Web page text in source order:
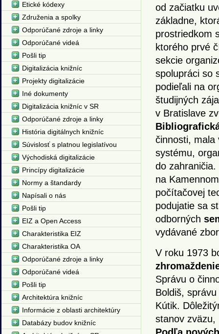
od začiatku
základne,
prostriedkom
ktorého prvé
sekcie
spolupráci so
podieľali na
študijných
v Bratislave
činnosti,
systému,
do zahraničia.
na
počítačovej
podujatie sa
odborných
vydávané
V roku 1973
Správu o
Boldiš,
Kútik.
stanov zväzu,
Etické kódexy
Združenia a spolky
Odporúčané zdroje a linky
Odporúčané videá
Pošli tip
Digitalizácia knižníc
Projekty digitalizácie
Iné dokumenty
Digitalizácia knižníc v SR
Odporúčané zdroje a linky
História digitálnych knižníc
Súvislosť s platnou legislatívou
Východiská digitalizácie
Princípy digitalizácie
Normy a štandardy
Napísali o nás
Pošli tip
EIZ a Open Access
Charakteristika EIZ
Charakteristika OA
Odporúčané zdroje a linky
Odporúčané videá
Pošli tip
Architektúra knižníc
Informácie z oblasti architektúry
Databázy budov knižníc